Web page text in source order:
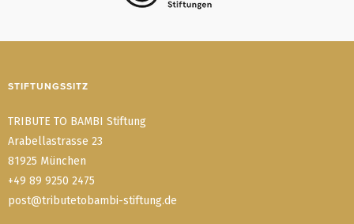
STIFTUNGSSITZ
TRIBUTE TO BAMBI Stiftung
Arabellastrasse 23
81925 München
+49 89 9250 2475
post@tributetobambi-stiftung.de